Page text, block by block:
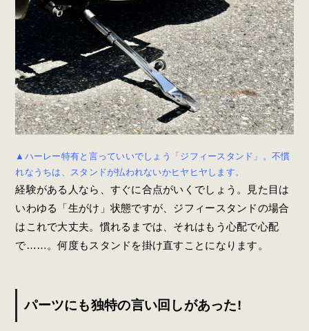
▲ハーレー特有と言っていいでしょう「ジフィースタンド」。不慣
れなうちは、スタンドが払われないかヒヤヒヤします。
経験がある人なら、すぐに合点がいくでしょう。見た目は
いわゆる「生がけ」状態ですが、ジフィースタンドの場合
はこれで大丈夫。慣れるまでは、それはもう心配で心配
で……。何度もスタンドを掛け直すことになります。
パーツにも独特の言い回しがあった!